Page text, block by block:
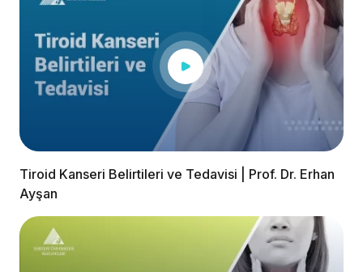
Tiroid Kanseri Belirtileri ve Tedavisi | Prof. Dr. Erhan
Ayşan